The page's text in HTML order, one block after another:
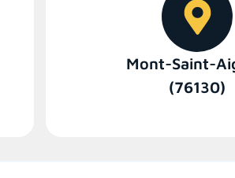
Mont-Saint-
(76130)